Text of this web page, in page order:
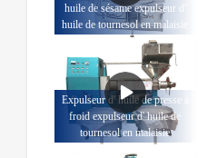
huile de sésame expulseur d'
huile de tournesol en malaisie
Expulseur d' huile de presse à
froid expulseur d' huile de
tournesol en malaisie